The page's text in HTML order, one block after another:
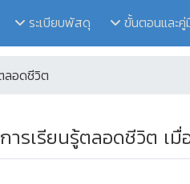
ระเบียบพัสดุ ขั้นตอนและ
ลอดชีวิต
ารเรียนรู้ตลอดชีวิต เ